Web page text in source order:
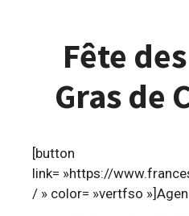
Fête
Gras de
[button
link= »https://
/ » color= »vertfso